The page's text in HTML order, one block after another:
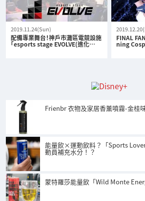
2019.11.24(Sun)
配備專業舞台！神戶市灘區電競設施
「esports stage EVOLVE(進化…
FINAL
ning
Frienbr 衣物及家居香薰噴霧-金桂
能量飲×運動飲料？「Sports
動員補充水分！？
蒙特羅莎能量飲「Wild Monte